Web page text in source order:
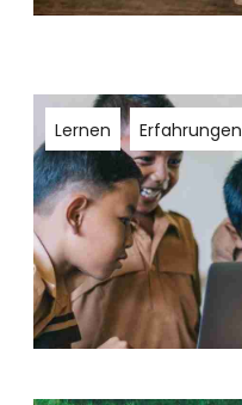
Lernen Erfahrungen